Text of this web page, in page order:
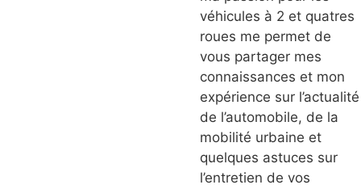
véhicules à 2 et quatres
roues me permet de
vous partager mes
connaissances et mon
expérience sur l’actualité
de l’automobile, de la
mobilité urbaine et
quelques astuces sur
l’entretien de vos